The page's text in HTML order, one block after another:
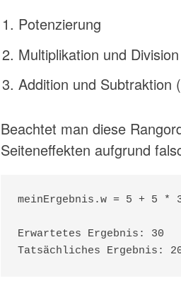
Potenzierung
Multiplikation und
Addition und Subtraktion
Beachtet man diese
Seiteneffekten aufgrund
meinErgebnis.w = 5 + 5 *
Erwartetes Ergebnis: 30
Tatsächliches Ergebnis: